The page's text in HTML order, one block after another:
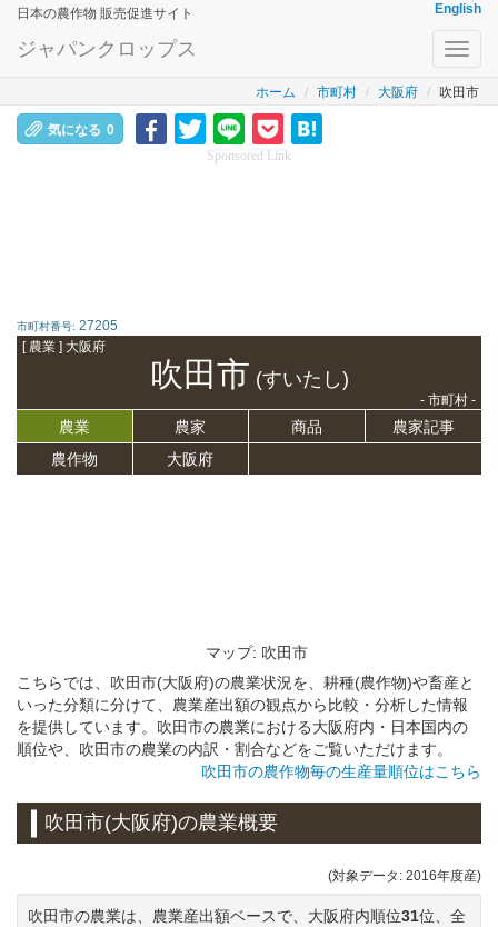
日本の農作物 販売促進サイト English
ジャパンクロップス
ホーム 市町村 大阪府 吹田市
気になる 0
Sponsored Link
市町村番号: 27205
[ 農業 ] 大阪府
吹田市 (すいたし)
- 市町村 -
農業 農家 商品
農家記事
農作物
大阪府
マップ: 吹田市
こちらでは、吹田市(大阪府)の農業状況を、耕種(農作物)や畜産と
いった分類に分けて、農業産出額の観点から比較・分析した情報
を提供しています。吹田市の農業における大阪府内・日本国内の
順位や、吹田市の農業の内訳・割合などをご覧いただけます。
吹田市の農作物毎の生産量順位はこちら
吹田市(大阪府)の農業概要
(対象データ: 2016年度産)
吹田市の農業は、農業産出額ベースで、大阪府内順位31位、全